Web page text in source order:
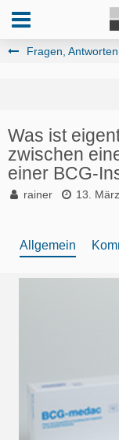
Was ist
zwischen
einer BCG-
rainer 13.
Allgemein